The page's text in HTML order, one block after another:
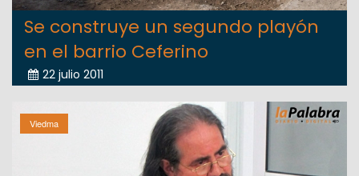
Se construye un segundo playón
en el barrio Ceferino
22 julio 2011
Viedma